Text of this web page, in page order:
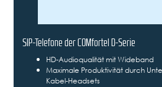
SIP-Telefone der COMfortel D-Serie
HD-Audioqualität mit Wideband
Maximale Produktivität durch
Kabel-Headsets